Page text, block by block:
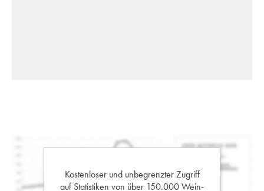
Kostenloser und unbegrenzter Zugriff
auf Statistiken von über 150.000 Wein-